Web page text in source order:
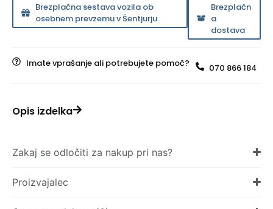
Brezplačna sestava vozila ob
osebnem prevzemu v Šentjurju
Brezplačn
a
dostava
Imate vprašanje ali potrebujete pomoč? 070 866 184
Opis izdelka
Zakaj se odločiti za nakup pri nas?
Proizvajalec